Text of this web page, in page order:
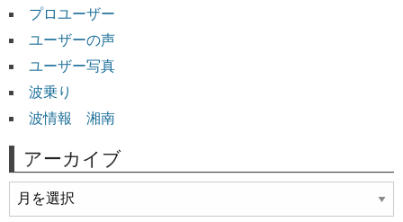
プロユーザー
ユーザーの声
ユーザー写真
波乗り
波情報 湘南
アーカイブ
ー